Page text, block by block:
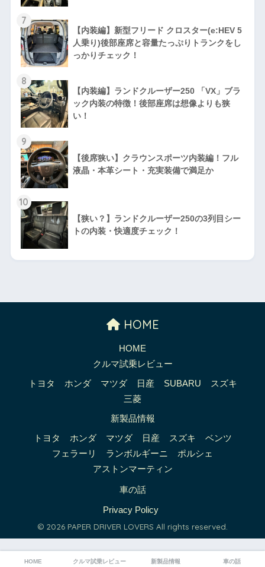
7
【内装編】新型フリード クロスター(e:HEV 5
人乗り)後部座席と容量たっぷりトランクをし
っかりチェック！
8
【内装編】ランドクルーザー250 「VX」ブラ
ック内装の特徴！後部座席は想像よりも狭
い！
9
【後席狭い】クラウンスポーツ内装編！フル
液晶・本革シート・充実装備で満足か
10
【狭い？】ランドクルーザー250の3列目シー
トの内装・快適度チェック！
HOME
HOME
クルマ試乗レビュー
トヨタ ホンダ マツダ 日産 SUBARU
スズキ
三菱
新製品情報
トヨタ ホンダ マツダ 日産 スズキ
ベンツ
フェラーリ
ランボルギーニ
ポルシェ
アストンマーティン
車の話
Privacy Policy
© 2026 PAPER DRIVER LOVERS All rights reserved.
HOME クルマ試乗レビュー 新製品情報 車の話